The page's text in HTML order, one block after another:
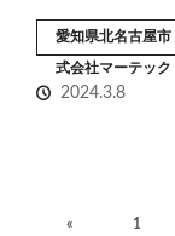
愛知県北名古屋
式会社マーテック
2024.3.8
« 1